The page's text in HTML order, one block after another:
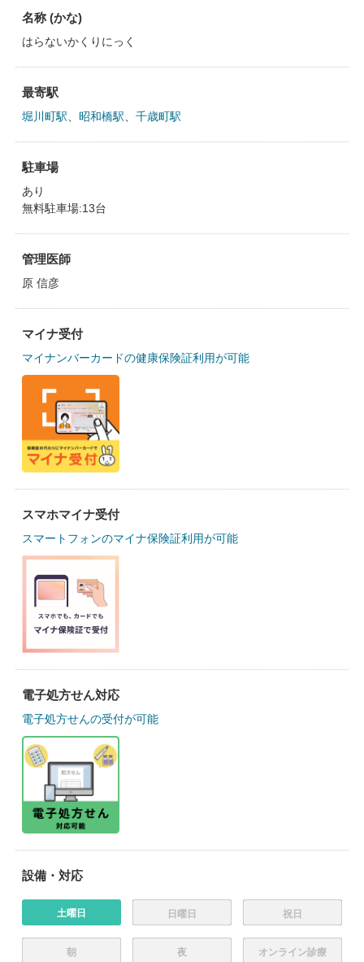
名称 (かな)
はらないかくりにっく
最寄駅
堀川町駅 昭和橋駅 千歳町駅
駐車場
あり
無料駐車場:13台
管理医師
原 信彦
マイナ受付
マイナンバーカードの健康保険証利用が可能
スマホマイナ受付
スマートフォンのマイナ保険証利用が可能
電子処方せん対応
電子処方せんの受付が可能
設備・対応
土曜日 日曜日 祝日
朝 夜 オンライン診療